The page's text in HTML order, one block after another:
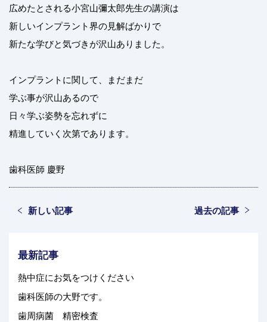
広めたとされる小宮山彌太郎先生の講演は
新しいインプラント界の見解ばかりで
新たな学びと気づきが沢山ありました。
インプラントに関して、まだまだ
学ぶ事が沢山あるので
日々学ぶ姿勢を忘れずに
精進していく次第であります。
歯科医師 慶野
新しい記事 過去の記事
最新記事
熱中症にお気をつけください
歯科医師の大野です。
歯周病菌 精密検査